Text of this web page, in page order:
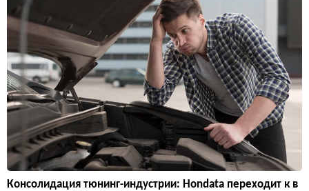
Консолидация тюнинг-индустрии: Hondata переходит к в